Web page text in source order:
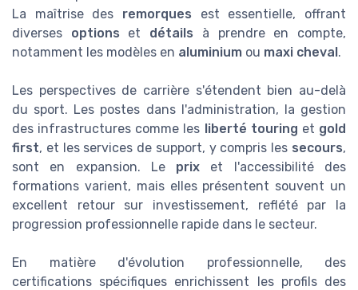
La maîtrise des remorques est essentielle, offrant
diverses options et détails à prendre en compte,
notamment les modèles en aluminium ou maxi cheval.
Les perspectives de carrière s'étendent bien au-delà
du sport. Les postes dans l'administration, la gestion
des infrastructures comme les liberté touring et gold
first, et les services de support, y compris les secours,
sont en expansion. Le prix et l'accessibilité des
formations varient, mais elles présentent souvent un
excellent retour sur investissement, reflété par la
progression professionnelle rapide dans le secteur.
En matière d'évolution professionnelle, des
certifications spécifiques enrichissent les profils des